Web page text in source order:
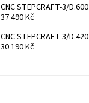
CNC STEPCRAFT-3/D.600
37 490 Kč
CNC STEPCRAFT-3/D.420
30 190 Kč